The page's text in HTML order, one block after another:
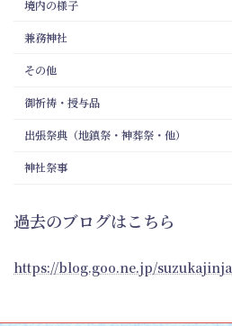
境内の様子
兼務神社
その他
御祈祷・授与品
出張祭典（地鎮祭・神葬祭・他）
神社祭事
過去のブログはこちら
https://blog.goo.ne.jp/suzukajinja